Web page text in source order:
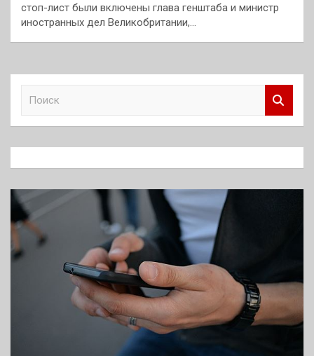
стоп-лист были включены глава генштаба и министр
иностранных дел Великобритании,…
к